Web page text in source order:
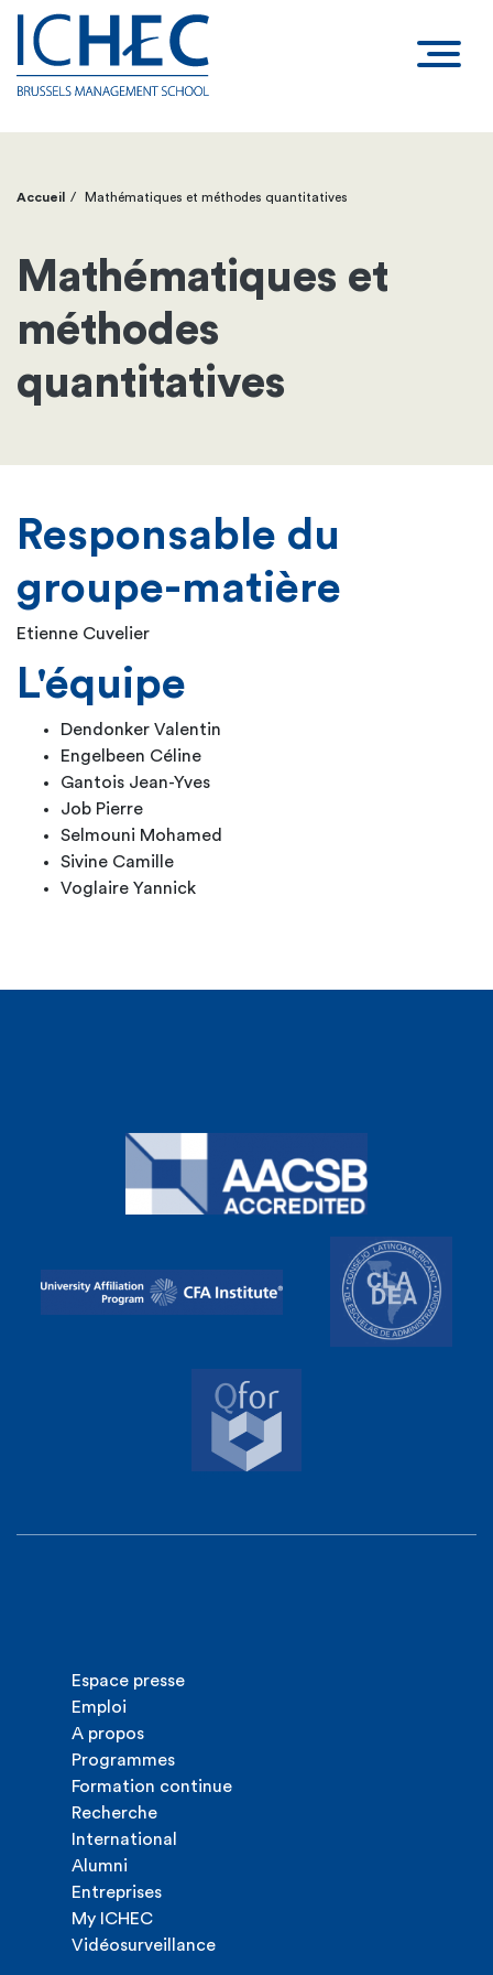
Fil
d'Ariane
Accueil Mathématiques et méthodes quantitatives
Mathématiques et
méthodes
quantitatives
Responsable du
groupe-matière
Etienne Cuvelier
L'équipe
Dendonker Valentin
Engelbeen Céline
Gantois Jean-Yves
Job Pierre
Selmouni Mohamed
Sivine Camille
Voglaire Yannick
Espace presse
Emploi
A propos
Programmes
Formation continue
Recherche
International
Alumni
Entreprises
My ICHEC
Vidéosurveillance